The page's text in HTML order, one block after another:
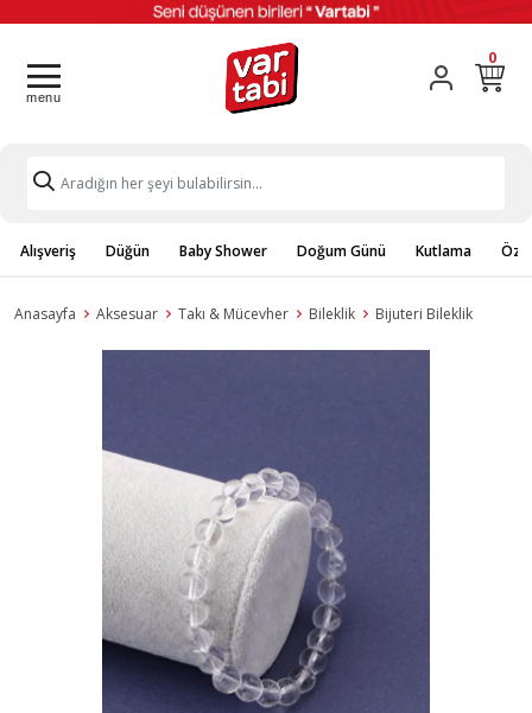
0
Alışveriş Düğün Baby Shower Doğum Günü Kutlama
Anasayfa Aksesuar Takı & Mücevher Bileklik Bijuteri Bileklik